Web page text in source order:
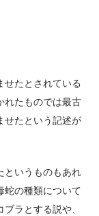
せたとされている
れたものでは最古
せたという記述が
というものもあれ
蛇の種類について
ラとする説や、